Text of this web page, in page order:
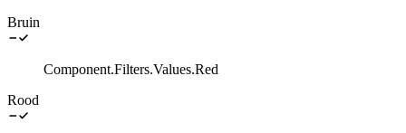
Bruin
Component.Filters.Values.Red
Rood